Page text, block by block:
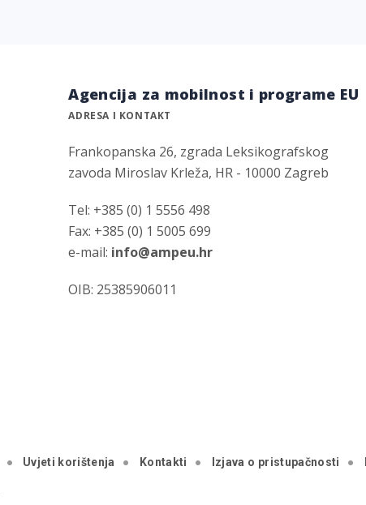
Agencija za mobilnost i programe EU
ADRESA I KONTAKT
Frankopanska 26, zgrada Leksikografskog
zavoda Miroslav Krleža, HR - 10000 Zagreb
Tel: +385 (0) 1 5556 498
Fax: +385 (0) 1 5005 699
e-mail: info@ampeu.hr
OIB: 25385906011
Uvjeti korištenja Kontakti Izjava o pristupačnosti